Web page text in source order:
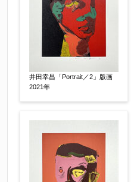
査定額：
※他社様からご提示され
らお知らせください。
し上げます。
井田幸昌「Portrait／2」版画
2021年